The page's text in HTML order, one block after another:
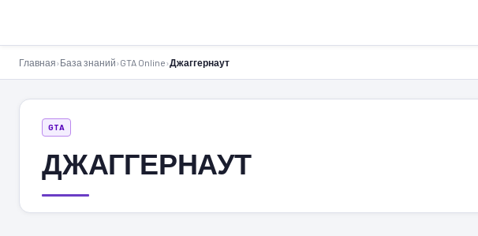
Главная›База знаний›GTA Online›Джаггернаут
GTA
ДЖАГГЕРНАУТ